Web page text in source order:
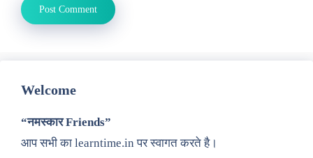
Welcome
“नमस्कार Friends”
आप सभी का learntime.in पर स्वागत करते है।